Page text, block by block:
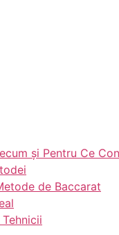
și Pentru Ce
de Baccarat